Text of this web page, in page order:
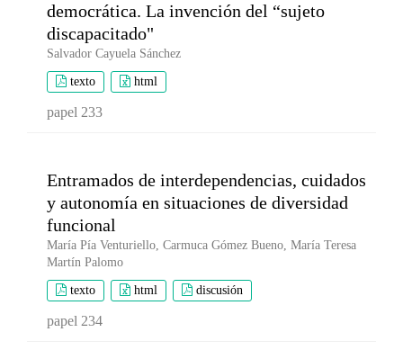
democrática. La invención del “sujeto
discapacitado"
Salvador Cayuela Sánchez
texto html
papel 233
Entramados de interdependencias, cuidados
y autonomía en situaciones de diversidad
funcional
María Pía Venturiello, Carmuca Gómez Bueno, María Teresa
Martín Palomo
texto html discusión
papel 234